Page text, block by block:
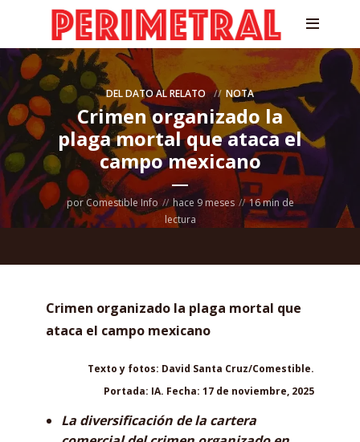
DEL DATO AL RELATO NOTA
Crimen organizado la
plaga mortal que ataca el
campo mexicano
por Comestible Info hace 9 meses
16 min de
lectura
Crimen organizado la plaga mortal que
ataca el campo mexicano
Texto y fotos: David Santa Cruz/Comestible.
Portada: IA. Fecha: 17 de noviembre, 2025
La diversificación de la cartera